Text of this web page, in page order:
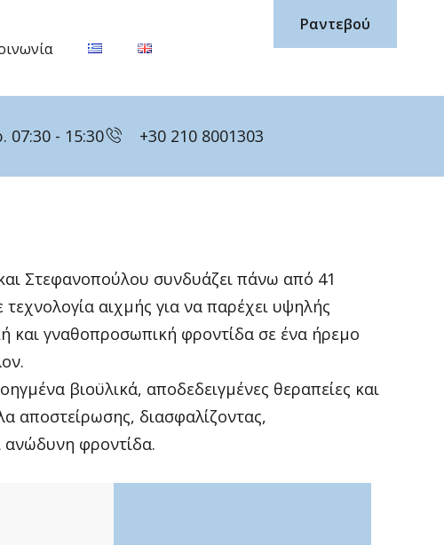
Ραντεβού
07:30 - 15:30 +30 210 8001303
Στεφανοπούλου συνδυάζει πάνω από 41
τεχνολογία αιχμής για να παρέχει υψηλής
και γναθοπροσωπική φροντίδα σε ένα ήρεμο
βιοϋλικά, αποδεδειγμένες θεραπείες και
αποστείρωσης, διασφαλίζοντας,
ανώδυνη φροντίδα.